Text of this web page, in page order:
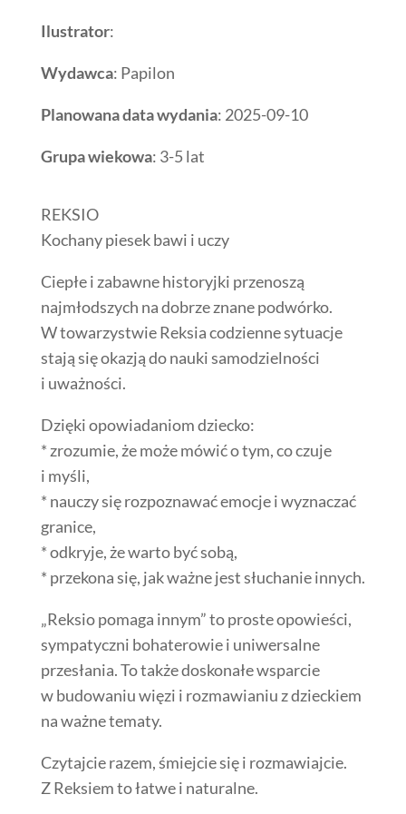
Ilustrator:
Wydawca: Papilon
Planowana data wydania: 2025-09-10
Grupa wiekowa: 3-5 lat
REKSIO
Kochany piesek bawi i uczy
Ciepłe i zabawne historyjki przenoszą
najmłodszych na dobrze znane podwórko.
W towarzystwie Reksia codzienne sytuacje
stają się okazją do nauki samodzielności
i uważności.
Dzięki opowiadaniom dziecko:
* zrozumie, że może mówić o tym, co czuje
i myśli,
* nauczy się rozpoznawać emocje i wyznaczać
granice,
* odkryje, że warto być sobą,
* przekona się, jak ważne jest słuchanie innych.
„Reksio pomaga innym” to proste opowieści,
sympatyczni bohaterowie i uniwersalne
przesłania. To także doskonałe wsparcie
w budowaniu więzi i rozmawianiu z dzieckiem
na ważne tematy.
Czytajcie razem, śmiejcie się i rozmawiajcie.
Z Reksiem to łatwe i naturalne.